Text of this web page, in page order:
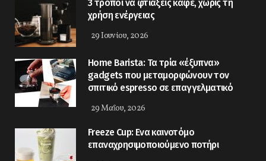
3 τρόποι να φτιάξεις καφέ, χωρίς τη
χρήση ενέργειας
29 Ιουνίου, 2026
Home Barista: Τα τρία «έξυπνα»
gadgets που μεταμορφώνουν τον
σπιτικό espresso σε επαγγελματικό
29 Μαΐου, 2026
Freeze Cup: Eνα καινοτόμο
επαναχρησιμοποιούμενο ποτήρι